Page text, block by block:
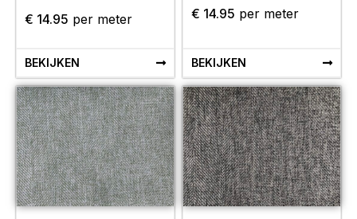
€ 14.95 per meter
BEKIJKEN
€ 14.95 per meter
BEKIJKEN